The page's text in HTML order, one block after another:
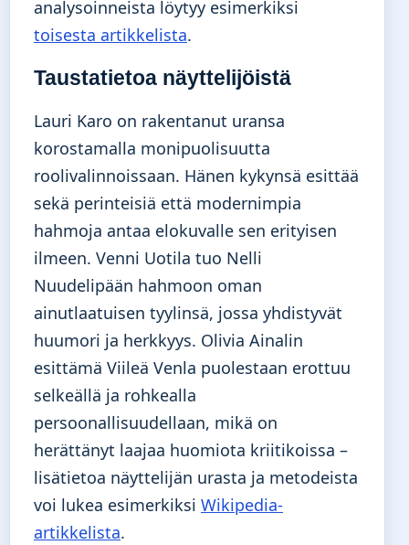
analysoinneista löytyy esimerkiksi
toisesta artikkelista.
Taustatietoa näyttelijöistä
Lauri Karo on rakentanut uransa
korostamalla monipuolisuutta
roolivalinnoissaan. Hänen kykynsä esittää
sekä perinteisiä että modernimpia
hahmoja antaa elokuvalle sen erityisen
ilmeen. Venni Uotila tuo Nelli
Nuudelipään hahmoon oman
ainutlaatuisen tyylinsä, jossa yhdistyvät
huumori ja herkkyys. Olivia Ainalin
esittämä Viileä Venla puolestaan erottuu
selkeällä ja rohkealla
persoonallisuudellaan, mikä on
herättänyt laajaa huomiota kriitikoissa –
lisätietoa näyttelijän urasta ja metodeista
voi lukea esimerkiksi Wikipedia-
artikkelista.